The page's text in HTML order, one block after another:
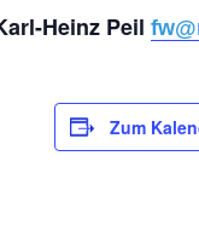
Heinz Peil
Zum